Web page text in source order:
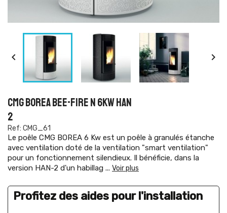
 
CMG BOREA BEE-FIRE N 6KW HAN
2
Ref: CMG_61
Le poêle CMG BOREA 6 Kw est un poêle à granulés étanche
avec ventilation doté de la ventilation "smart ventilation"
pour un fonctionnement silendieux. Il bénéficie, dans la
version HAN-2 d'un habillag ... Voir plus
Profitez des aides pour l'installation